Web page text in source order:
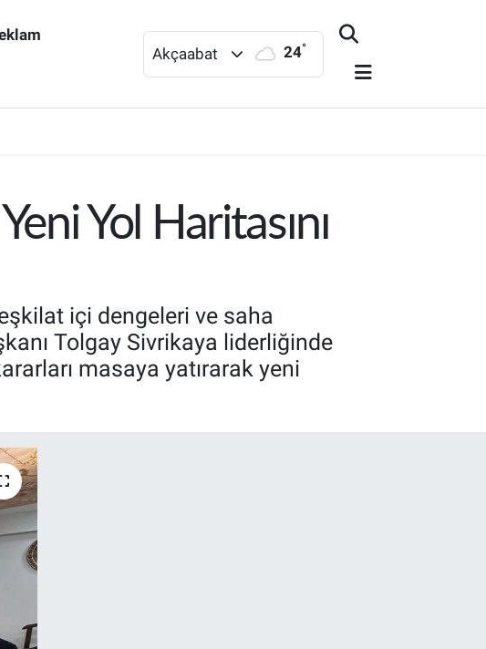
Akçaabat 24°
Yol Haritasını
içi dengeleri ve saha
Tolgay Sivrikaya liderliğinde
masaya yatırarak yeni